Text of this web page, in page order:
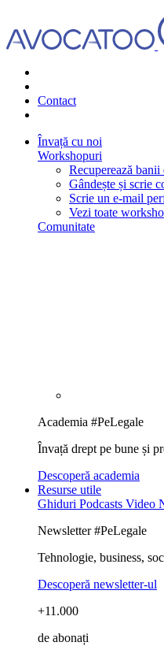
Contact
Învață cu noi
Workshopuri
Recuperează
Gândește și scrie
Scrie un e-mail
Vezi toate
Comunitate
Academia #PeLegale
Învață drept pe bune și
Descoperă academia
Resurse utile
Ghiduri Podcasts Video
Newsletter #PeLegale
Tehnologie, business,
Descoperă newsletter-ul
+11.000
de abonați